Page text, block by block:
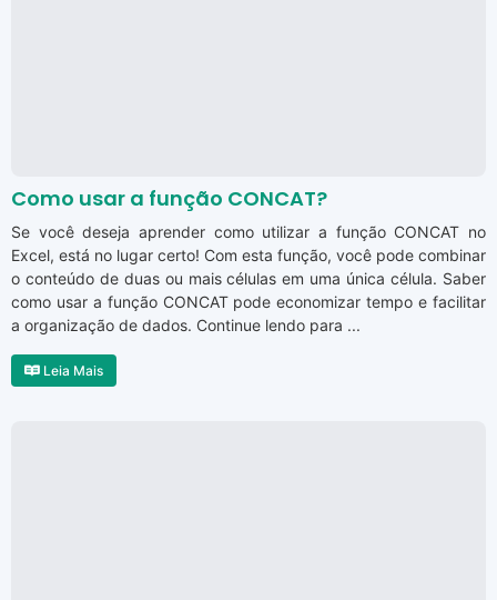
Como usar a função CONCAT?
Se você deseja aprender como utilizar a função CONCAT no
Excel, está no lugar certo! Com esta função, você pode combinar
o conteúdo de duas ou mais células em uma única célula. Saber
como usar a função CONCAT pode economizar tempo e facilitar
a organização de dados. Continue lendo para ...
Leia Mais